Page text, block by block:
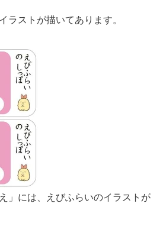
ラストが描いてあります。
」には、えびふらいのイラストが